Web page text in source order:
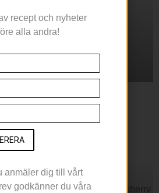
en Margarita
recept och nyheter
alla andra!
anmäler dig till vårt
godkänner du våra